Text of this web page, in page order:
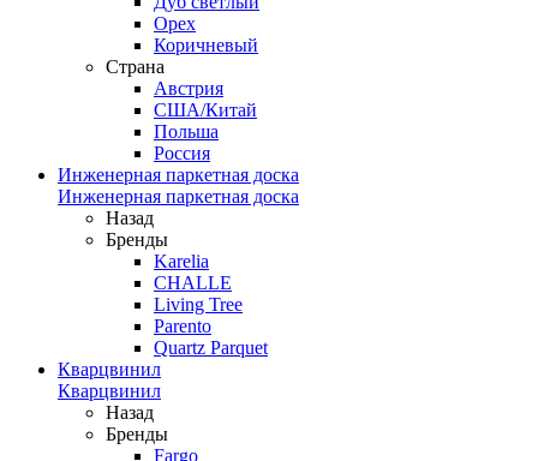
Орех
Коричневый
Страна
Австрия
США/Китай
Польша
Россия
Инженерная паркетная доска
Инженерная паркетная доска
Назад
Бренды
Karelia
CHALLE
Living Tree
Parento
Quartz Parquet
Кварцвинил
Кварцвинил
Назад
Бренды
Fargo